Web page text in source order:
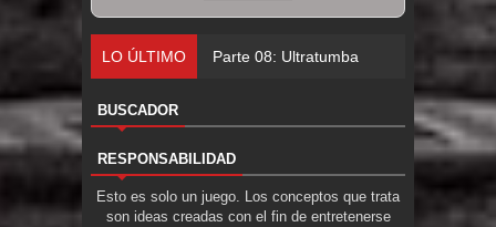
LO ÚLTIMO Parte 08: Ultratumba
BUSCADOR
RESPONSABILIDAD
Esto es solo un juego. Los conceptos que trata
son ideas creadas con el fin de entretenerse